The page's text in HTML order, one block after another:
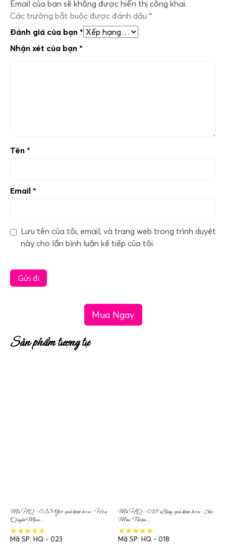
Email của bạn sẽ không được hiển thị công khai.
Các trường bắt buộc được đánh dấu *
Đánh giá của bạn *
Nhận xét của bạn *
Tên *
Email *
Lưu tên của tôi, email, và trang web trong trình duyệt
này cho lần bình luận kế tiếp của tôi.
Mua Ngay
Sản phẩm tương tự
Mã HQ – 023 Giỏ quả kèm hoa – Hòa
Quyện Mùa...
Mã SP: HQ - 023
Mã HQ – 018 Lẵng quả kèm hoa – Sắc
Màu Thiên...
Mã SP: HQ - 018